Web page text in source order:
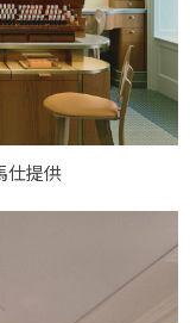
仕提供